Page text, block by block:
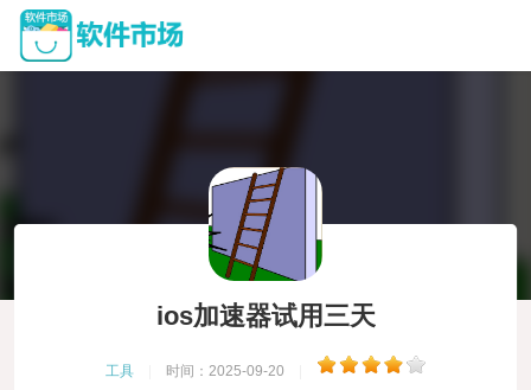
ios加速器试用三天
工具 时间：2025-09-20